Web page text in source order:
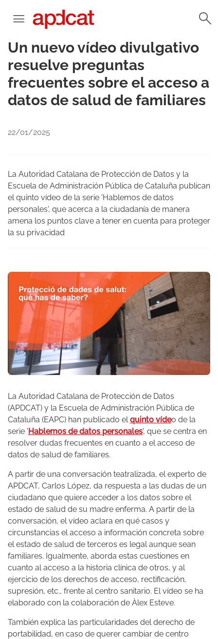
Un nuevo vídeo divulgativo
resuelve preguntas
frecuentes sobre el acceso a
datos de salud de familiares
22/01/2025
La Autoridad Catalana de Protección de Datos y la
Escuela de Administración Pública de Cataluña publican
el quinto vídeo de la serie 'Hablemos de datos
personales', que acerca a la ciudadanía de manera
amena los puntos clave a tener en cuenta para proteger
la su privacidad
La Autoridad Catalana de Protección de Datos
(APDCAT) y la Escuela de Administración Pública de
Cataluña (EAPC) han publicado el quinto vídeo de la
serie 'Hablemos de datos personales', que se centra en
resolver dudas frecuentes en cuanto a el acceso de
datos de salud de familiares.
A partir de una conversación teatralizada, el experto de
APDCAT, Carlos López, da respuesta a las dudas de un
ciudadano que quiere acceder a los datos sobre el
estado de salud de su madre enferma. A partir de la
conversación, el vídeo aclara en qué casos y
circunstancias el acceso a información concreta sobre
el estado de salud de terceros es legal aunque sean
familiares. Igualmente, aborda estas cuestiones en
cuanto al acceso a la historia clínica de otros, y al
ejercicio de los derechos de acceso, rectificación,
supresión, etc., frente al centro sanitario. El vídeo se ha
elaborado con la colaboración de Àlex Esteve.
También explica las particularidades del derecho de
portabilidad, en caso de querer cambiar de centro